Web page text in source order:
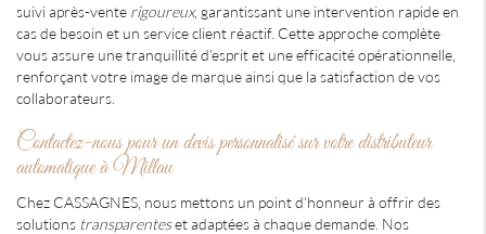
suivi après-vente rigoureux, garantissant une intervention rapide en
cas de besoin et un service client réactif. Cette approche complète
vous assure une tranquillité d'esprit et une efficacité opérationnelle,
renforçant votre image de marque ainsi que la satisfaction de vos
collaborateurs.
Contactez-nous pour un devis personnalisé sur votre distributeur
automatique à Millau
Chez CASSAGNES, nous mettons un point d'honneur à offrir des
solutions transparenteset adaptées à chaque demande. Nos